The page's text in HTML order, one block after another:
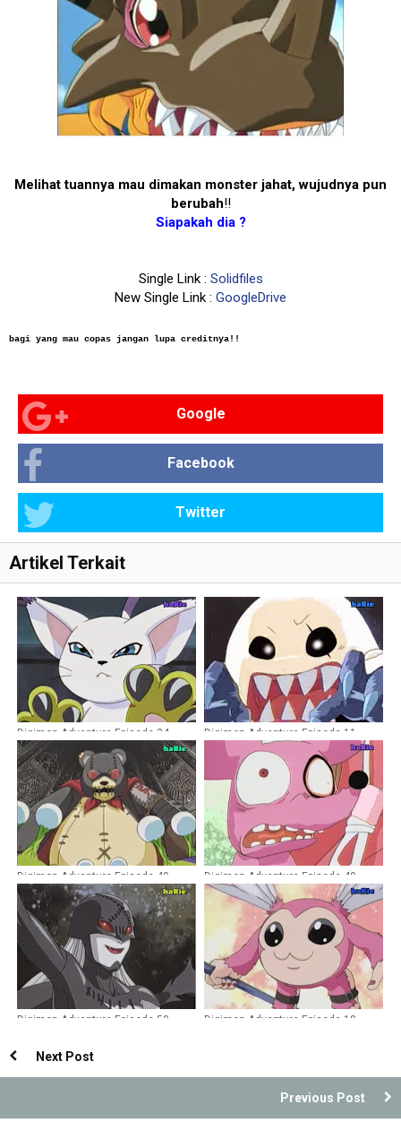
Melihat tuannya mau dimakan monster jahat, wujudnya pun
berubah!!
Siapakah dia ?
Single Link : Solidfiles
New Single Link : GoogleDrive
bagi yang mau copas jangan lupa creditnya!!
Google
Facebook
Twitter
Artikel Terkait
Digimon Adventure Episode 34
Dubbing Indonesia
Digimon Adventure Episode 11
Dubbing Indonesia
Digimon Adventure Episode 49
Dubbing Indonesia
Digimon Adventure Episode 40
Dubbing Indonesia
Digimon Adventure Episode 50
Digimon Adventure Episode 18
Next Post
Previous Post